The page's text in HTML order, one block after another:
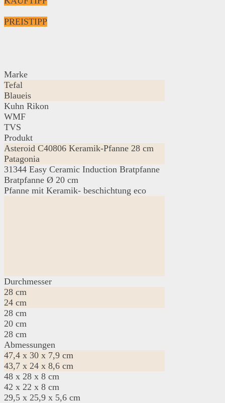
PREISTIPP
Marke
Tefal
Blaueis
Kuhn Rikon
WMF
TVS
Produkt
Asteroid C40806 Keramik-Pfanne 28 cm
Patagonia
31344 Easy Ceramic Induction Bratpfanne
Bratpfanne Ø 20 cm
Pfanne mit Keramik- beschichtung eco
Durchmesser
28 cm
24 cm
28 cm
20 cm
28 cm
Abmessungen
47,4 x 30 x 7,9 cm
43,7 x 24 x 8,6 cm
48 x 28 x 8 cm
42 x 22 x 8 cm
29,5 x 25,9 x 5,6 cm